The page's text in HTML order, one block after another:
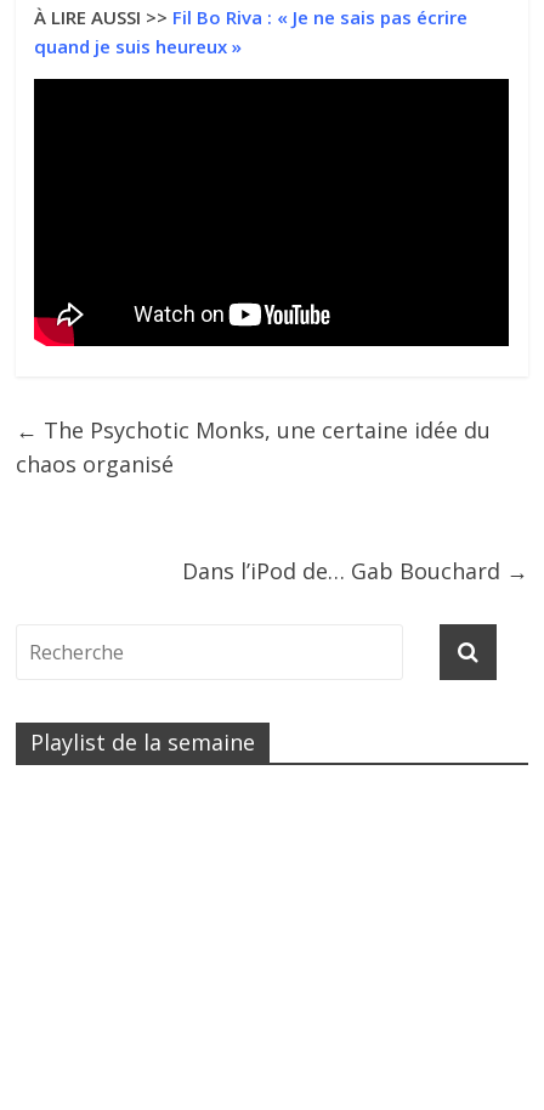
À LIRE AUSSI >> Fil Bo Riva : « Je ne sais pas écrire
quand je suis heureux »
← The Psychotic Monks, une certaine idée du
chaos organisé
Dans l’iPod de… Gab Bouchard →
Playlist de la semaine